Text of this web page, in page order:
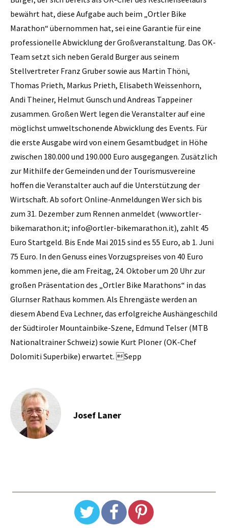
bewährt hat, diese Aufgabe auch beim „Ortler Bike
Marathon“ übernommen hat, sei eine Garantie für eine
professionelle Abwicklung der Großveranstaltung. Das OK-
Team setzt sich neben Gerald Burger aus seinem
Stellvertreter Franz Gruber sowie aus Martin Thöni,
Thomas Prieth, Markus Prieth, Elisabeth Weissenhorn,
Andi ­Theiner, Helmut Gunsch und Andreas Tappeiner
zusammen. Großen Wert legen die Veranstalter auf eine
möglichst umweltschonende Abwicklung des Events. Für
die erste Ausgabe wird von einem Gesamtbudget in Höhe
zwischen 180.000 und 190.000 Euro ausgegangen. Zusätzlich
zur Mithilfe der Gemeinden und der Tourismusvereine
hoffen die Veranstalter auch auf die Unterstützung der
Wirtschaft. Ab sofort Online-Anmeldungen Wer sich bis
zum 31. Dezember zum Rennen anmeldet (www.ortler-
bikemarathon.it; info@ortler-bikemarathon.it), zahlt 45
Euro Startgeld. Bis Ende Mai 2015 sind es 55 Euro, ab 1. Juni
75 Euro. In den Genuss eines Vorzugspreises von 40 Euro
kommen jene, die am Freitag, 24. Oktober um 20 Uhr zur
großen Präsentation des „Ortler Bike Marathons“ in das
Glurnser Rathaus kommen. Als Ehrengäste werden an
diesem Abend Eva Lechner, das erfolgreiche Aushängeschild
der Südtiroler Mountainbike-Szene, Edmund Telser (MTB
Nationaltrainer Schweiz) sowie Kurt Ploner (OK-Chef
Dolomiti Superbike) erwartet. Sepp
Josef Laner